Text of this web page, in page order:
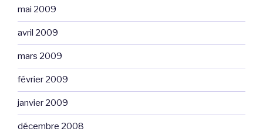
mai 2009
avril 2009
mars 2009
février 2009
janvier 2009
décembre 2008